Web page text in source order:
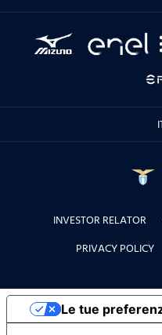
INVESTOR RELATOR
PRIVACY POLICY
Le tue